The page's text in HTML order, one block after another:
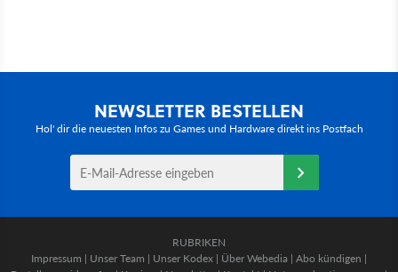
NEWSLETTER BESTELLEN
Hol' dir die neuesten Infos zu Games und Hardware direkt ins Postfach
RUBRIKEN
Impressum | Unser Team | Unser Kodex | Über Webedia | Abo kündigen |